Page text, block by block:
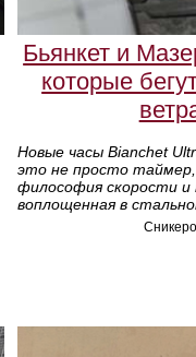
Бьянкет и
которые
Новые часы Bianchet
это не просто таймер,
философия скорости и
воплощенная в
Сникеро